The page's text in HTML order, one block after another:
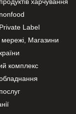
Label
мережі, Магазини
комплекс